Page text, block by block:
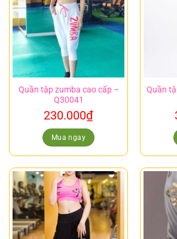
Quần tập zumba cao cấp –
Q30041
230.000₫
Mua ngay
Quần